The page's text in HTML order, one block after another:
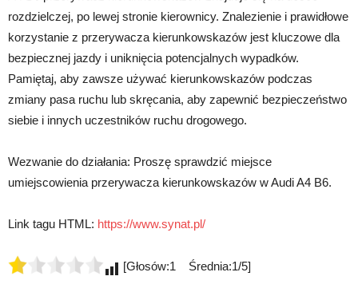
rozdzielczej, po lewej stronie kierownicy. Znalezienie i prawidłowe
korzystanie z przerywacza kierunkowskazów jest kluczowe dla
bezpiecznej jazdy i uniknięcia potencjalnych wypadków.
Pamiętaj, aby zawsze używać kierunkowskazów podczas
zmiany pasa ruchu lub skręcania, aby zapewnić bezpieczeństwo
siebie i innych uczestników ruchu drogowego.
Wezwanie do działania: Proszę sprawdzić miejsce
umiejscowienia przerywacza kierunkowskazów w Audi A4 B6.
Link tagu HTML: https://www.synat.pl/
[Głosów:1 Średnia:1/5]